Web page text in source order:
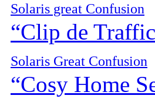
Solaris great Confusion
“Clip de
Solaris Great Confusion
“Cosy Home